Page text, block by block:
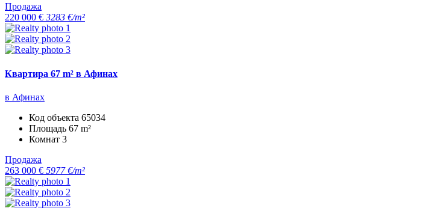
Продажа
220 000 € 3283 €/m²
Квартира 67 m² в Афинах
в Афинах
Код объекта 65034
Площадь 67 m²
Комнат 3
Продажа
263 000 € 5977 €/m²